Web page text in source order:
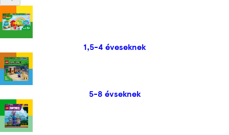
1,5-4 éveseknek
5-8 évseknek